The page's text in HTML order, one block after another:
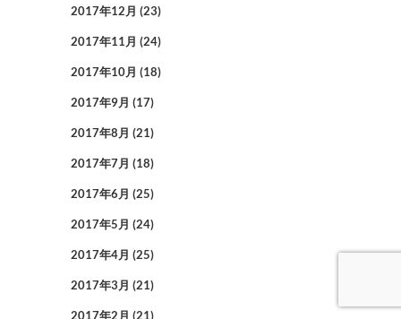
2017年12月 (23)
2017年11月 (24)
2017年10月 (18)
2017年9月 (17)
2017年8月 (21)
2017年7月 (18)
2017年6月 (25)
2017年5月 (24)
2017年4月 (25)
2017年3月 (21)
2017年2月 (21)